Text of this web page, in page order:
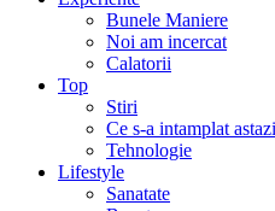
Bunele Maniere
Noi am incercat
Calatorii
Top
Stiri
Ce s-a intamplat
Tehnologie
Lifestyle
Sanatate